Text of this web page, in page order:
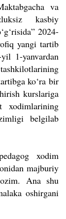
va
kasbiy
2024-
yangi tartib
1-yanvardan
ko‘ra bir
kurslariga
belgilab
xodim
majburiy
Ana shu
oshirgani